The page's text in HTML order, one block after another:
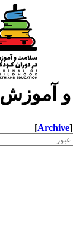
و آموزش
[Archive]